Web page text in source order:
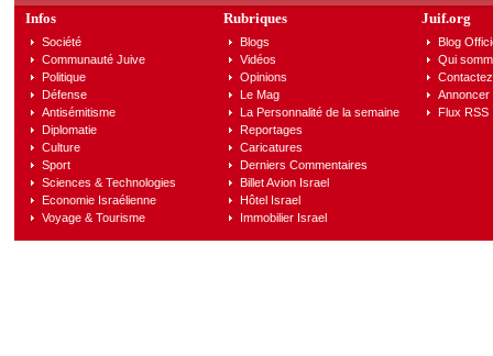
Infos
Société
Communauté Juive
Politique
Défense
Antisémitisme
Diplomatie
Culture
Sport
Sciences & Technologies
Economie Israélienne
Voyage & Tourisme
Rubriques
Blogs
Vidéos
Opinions
Le Mag
La Personnalité de la semaine
Reportages
Caricatures
Derniers Commentaires
Billet Avion Israel
Hôtel Israel
Immobilier Israel
Juif.org
Blog
Qui
Annoncer
Flux RSS